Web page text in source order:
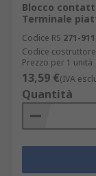
Blocco
Terminale
Codice RS 271-
Codice costruttore
Prezzo per 1 unità
13,59 €(IVA
Quantità